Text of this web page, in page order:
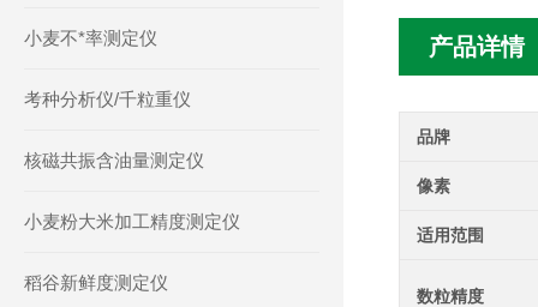
产品详情
品牌
像素
适用范围
数粒精度
小麦不*率测定仪
考种分析仪/千粒重仪
核磁共振含油量测定仪
小麦粉大米加工精度测定仪
稻谷新鲜度测定仪